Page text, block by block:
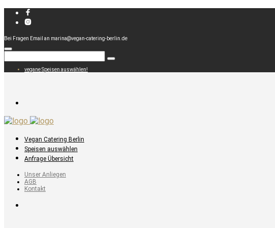
Bei Fragen Email an marina@vegan-catering-berlin.de
vegane Speisen auswählen!
Vegan Catering Berlin
Speisen auswählen
Anfrage Übersicht
Unser Anliegen
AGB
Kontakt